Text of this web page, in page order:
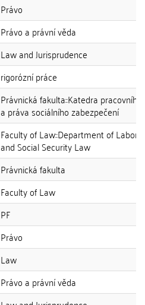
Právo
Právo a právní věda
Law and Jurisprudence
rigorózní práce
Právnická fakulta::Katedra
a práva sociálního zabezpečení
Faculty of Law::Department of Labor
and Social Security Law
Právnická fakulta
Faculty of Law
PF
Právo
Law
Právo a právní věda